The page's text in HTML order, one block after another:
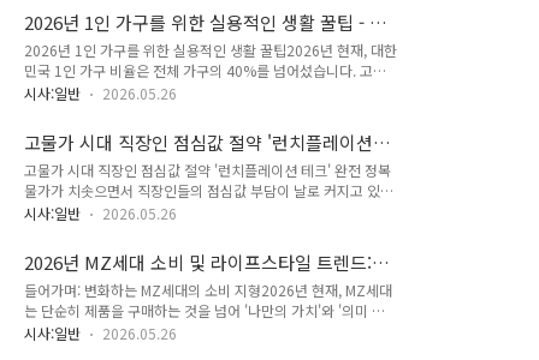
다. 그러나 이번에는 비판의 방향이 훨씬 넓고 깊다.경기 운영만
이 아니라 감독 선임 과정, ..
물러났고, 이제 축구협회는 60일 이내에 새로운 리더를 뽑아야
하는 상황에 놓였습니다.이 선거는 한 사람의 후임을 정하는 절
차가 아니라, 대한축구협회가 어떤 의사결정 구조와 책임 체계를
가질지 결정하는 중요한 분기점입니다.특히 이번 사안은 성적 부
진에 대한 책임론을 넘어, 협회가 그동안 어떤 방식으로 운영되
위기는 경기장 안에서만 발생하지 않습니다.리더십의 정당성, 의
사결정의 투명성, 선수와 팬의 목소리가 얼마..
2026년 1인 가구를 위한 실용적인 생활 꿀팁 - 고
물가 시대 현명한 생활 가이드
2026년 1인 가구를 위한 실용적인 생활 꿀팁2026년 현재, 대한
민국 1인 가구 비율은 전체 가구의 40%를 넘어섰습니다. 고물
가 시대가 지속되면서 혼자 사는 사람들의 생활비 부담은 더욱
관리하는 것만으로도 벅찬 게 현실입니다. 하지만 조금만 노하우
를 알면 같은 돈으로도 훨씬 여유로운 생활이 가능합니다. 이 글
에서는 2026년 1인 가구가 꼭 알아야 할 실용적인 생활 꿀팁을
정리해드립니다.식비 절약의 핵심은 '계획적 구매'와 '소분 보
관'1인 가구의 가장 큰 고민은 바로 식비입니다. 대용량으로 구
년 현재 물가 상승률을 고려하면 식비 관리는 필수입니다.**장
보기는 일주일 단위..
시사:일반 2026.05.26
고물가 시대 직장인 점심값 절약 '런치플레이션
테크' 완전 정복
고물가 시대 직장인 점심값 절약 '런치플레이션 테크' 완전 정복
물가가 치솟으면서 직장인들의 점심값 부담이 날로 커지고 있습
니다. 불과 몇 년 전만 해도 6,000~7,000원이면 충분했던 점심
른바 '런치플레이션(Lunchflation)' 시대가 도래한 것이죠.하지
만 똑똑한 직장인들은 이미 다양한 '점심값 테크'를 활용해 식비
부담을 줄이고 있습니다. 편의점 구독 서비스부터 구내식당 적극
활용, 저가 식당 정보 공유까지, 고물가 시대를 슬기롭게 헤쳐나
가는 실전 전략을 소개합니다.런치플레이션, 대체 얼마나 심각한
시사:일반 2026.05.26
2026년 MZ세대 소비 및 라이프스타일 트렌드:
감정과 경험 중심의 새로운 소비 패턴
들어가며: 변화하는 MZ세대의 소비 지형2026년 현재, MZ세대
는 단순히 제품을 구매하는 것을 넘어 '나만의 가치'와 '의미 있
는 경험'을 소비하고 있습니다. 과거 합리적 가격과 실용성만을
시사:일반 2026.05.26